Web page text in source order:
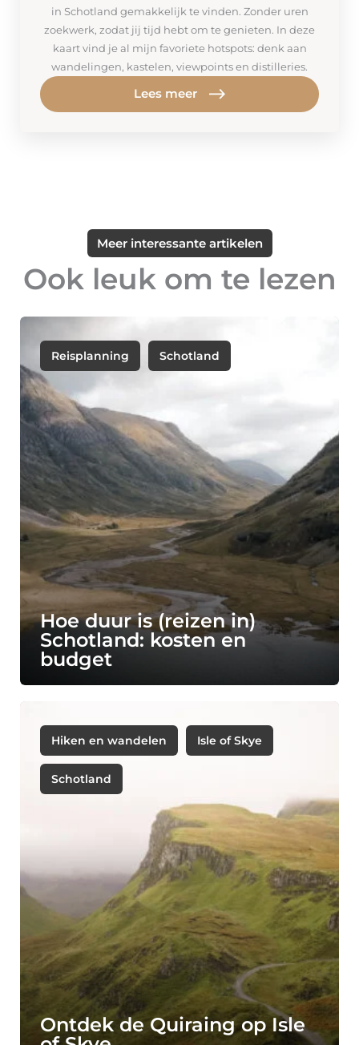
in Schotland gemakkelijk te vinden. Zonder uren
zoekwerk, zodat jij tijd hebt om te genieten. In deze
kaart vind je al mijn favoriete hotspots: denk aan
wandelingen, kastelen, viewpoints en distilleries.
Lees meer
Meer interessante artikelen
Ook leuk om te lezen
Reisplanning Schotland
Hoe duur is (reizen in)
Schotland: kosten en
budget
Hiken en wandelen Isle of Skye
Schotland
Ontdek de Quiraing op Isle